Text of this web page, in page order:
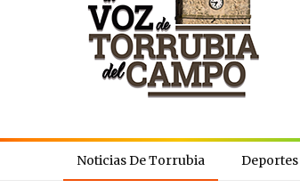
Noticias De Torrubia Deportes